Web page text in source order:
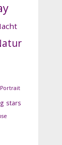
Portrait
stars